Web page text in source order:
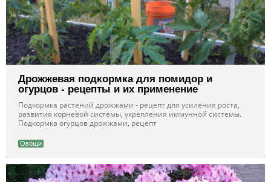
Дрожжевая подкормка для помидор и
огурцов - рецепты и их применение
Подкормка растений дрожжами - рецепт для усиления роста,
развития корневой системы, укрепления иммунной системы.
Подкормка огурцов дрожжами, рецепт
Овощи